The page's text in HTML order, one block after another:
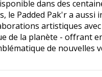
dans des
le Padded Pak'r a aussi
artistiques
de la planète - offrant
de nouvelles